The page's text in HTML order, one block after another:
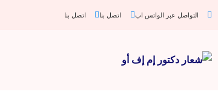
التواصل عبر الواتس اب اتصل بنا اتصل بنا